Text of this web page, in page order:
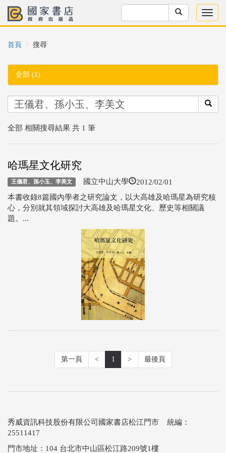
首頁 搜尋
全部 (1)
全部 相關搜尋結果 共 1 筆
哈瑪星文化研究
王儀君、孫小玉、李美文 國立中山大學 2012/02/01
本書收錄8篇國內學者之研究論文，以大高雄及哈瑪星為研究核
心，分別就其領域探討大高雄及哈瑪星文化、歷史等相關議
題。...
第一頁 < 1 > 最後頁
秀威資訊科技股份有限公司國家書店松江門市 統編：
25511417
門市地址：104 台北市中山區松江路209號1樓